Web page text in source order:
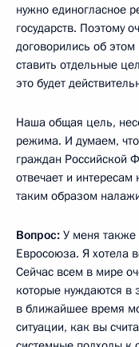
нужно единогласное
государств. Поэтому
договорились об
ставить отдельные
это будет
Наша общая цель,
режима. И думаем, что
граждан Российской
отвечает и
таким образом
Вопрос: У меня также
Евросоюза. Я хотела
Сейчас всем в мире
которые нуждаются
в ближайшее время
ситуации, как вы